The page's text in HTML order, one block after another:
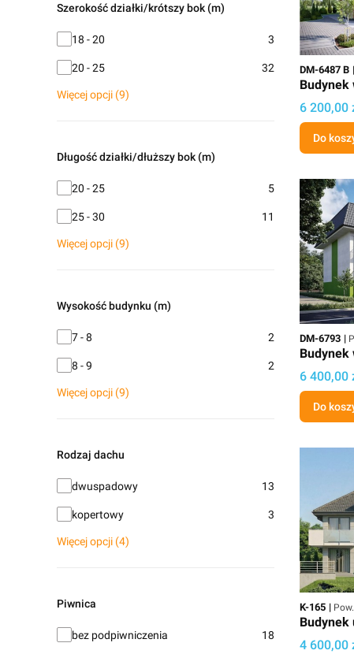
Szerokość działki/krótszy bok (m)
Szerokość działki/krótszy bok (m)
18 - 20 3
20 - 25 32
Więcej opcji (9)
Długość działki/dłuższy bok (m)
Długość działki/dłuższy bok (m)
20 - 25 5
25 - 30 11
Więcej opcji (9)
Wysokość budynku (m)
Wysokość budynku (m)
7 - 8 2
8 - 9 2
Więcej opcji (9)
Rodzaj dachu
Rodzaj dachu
dwuspadowy 13
kopertowy 3
Więcej opcji (4)
Piwnica
Piwnica
bez podpiwniczenia 18
Kod
DM-6487 B
Budynek
Cena
6 200,00
Do
Kod
DM-6793
Budynek
Cena
6 400,00
Do
Kod
K-165
Budynek
Cena
4 600,00